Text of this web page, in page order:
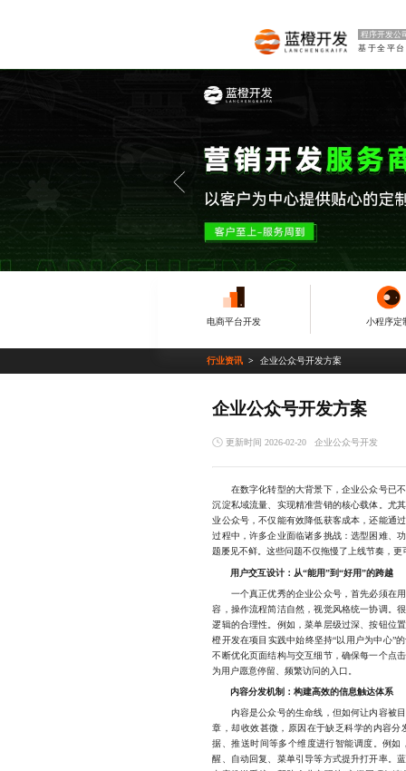
程序开发公
电商平台开发 小程序定
行业资讯 企业公众号开发方案
企业公众号开发方案
更新时间 2026-02-20 企业公众号开发
在数字化转型的大背景下，企业公众号已不
沉淀私域流量、实现精准营销的核心载体。尤
业公众号，不仅能有效降低获客成本，还能通
过程中，许多企业面临诸多挑战：选型困难、
题屡见不鲜。这些问题不仅拖慢了上线节奏，
用户交互设计：从“能用”到“好用”的跨越
一个真正优秀的企业公众号，首先必须在用
容，操作流程简洁自然，视觉风格统一协调。
逻辑的合理性。例如，菜单层级过深、按钮位
橙开发在项目实践中始终坚持“以用户为中心”
不断优化页面结构与交互细节，确保每一个点
为用户愿意停留、频繁访问的入口。
内容分发机制：构建高效的信息触达体系
内容是公众号的生命线，但如何让内容被目
章，却收效甚微，原因在于缺乏科学的内容
据、推送时间等多个维度进行智能调度。例
醒、自动回复、菜单引导等方式提升打开率。